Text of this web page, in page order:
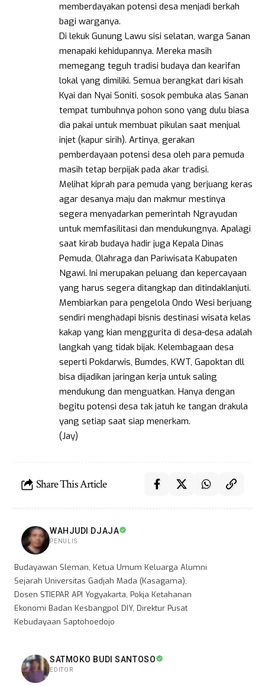
memberdayakan potensi desa menjadi berkah
bagi warganya.
Di lekuk Gunung Lawu sisi selatan, warga Sanan
menapaki kehidupannya. Mereka masih
memegang teguh tradisi budaya dan kearifan
lokal yang dimiliki. Semua berangkat dari kisah
Kyai dan Nyai Soniti, sosok pembuka alas Sanan
tempat tumbuhnya pohon sono yang dulu biasa
dia pakai untuk membuat pikulan saat menjual
injet (kapur sirih). Artinya, gerakan
pemberdayaan potensi desa oleh para pemuda
masih tetap berpijak pada akar tradisi.
Melihat kiprah para pemuda yang berjuang keras
agar desanya maju dan makmur mestinya
segera menyadarkan pemerintah Ngrayudan
untuk memfasilitasi dan mendukungnya. Apalagi
saat kirab budaya hadir juga Kepala Dinas
Pemuda, Olahraga dan Pariwisata Kabupaten
Ngawi. Ini merupakan peluang dan kepercayaan
yang harus segera ditangkap dan ditindaklanjuti.
Membiarkan para pengelola Ondo Wesi berjuang
sendiri menghadapi bisnis destinasi wisata kelas
kakap yang kian menggurita di desa-desa adalah
langkah yang tidak bijak. Kelembagaan desa
seperti Pokdarwis, Bumdes, KWT, Gapoktan dll
bisa dijadikan jaringan kerja untuk saling
mendukung dan menguatkan. Hanya dengan
begitu potensi desa tak jatuh ke tangan drakula
yang setiap saat siap menerkam.
(Jay)
Share This Article
WAHJUDI DJAJA
PENULIS
Budayawan Sleman, Ketua Umum Keluarga Alumni
Sejarah Universitas Gadjah Mada (Kasagama),
Dosen STIEPAR API Yogyakarta, Pokja Ketahanan
Ekonomi Badan Kesbangpol DIY, Direktur Pusat
Kebudayaan Saptohoedojo
SATMOKO BUDI SANTOSO
EDITOR